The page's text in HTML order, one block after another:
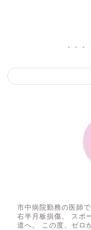
市中病院勤務の医師
右半月板損傷。 スポ
道へ。 この度、ゼロ